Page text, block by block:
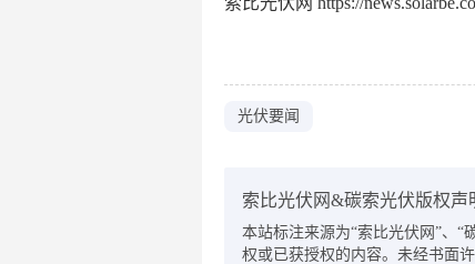
光伏要闻
索比光伏网&碳索光伏版权声
本站标注来源为“索比光伏网”、“
权或已获授权的内容。未经书面